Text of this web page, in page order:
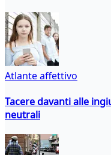
Atlante affettivo
Tacere davanti alle
neutrali